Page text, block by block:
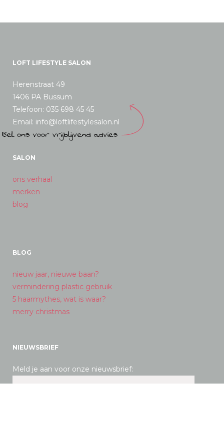
LOFT LIFESTYLE SALON
Herenstraat 49
1406 PA Bussum
Telefoon: 035 698 45 45
Email: info@loftlifestylesalon.nl
SALON
ons verhaal
merken
blog
BLOG
nieuw jaar, nieuwe baan?
vermindering plastic gebruik
5 haarmythes, wat is waar?
merry christmas
NIEUWSBRIEF
Meld je aan voor onze nieuwsbrief: